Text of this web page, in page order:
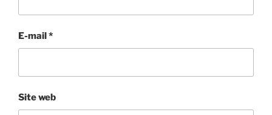
E-mail*
Site web